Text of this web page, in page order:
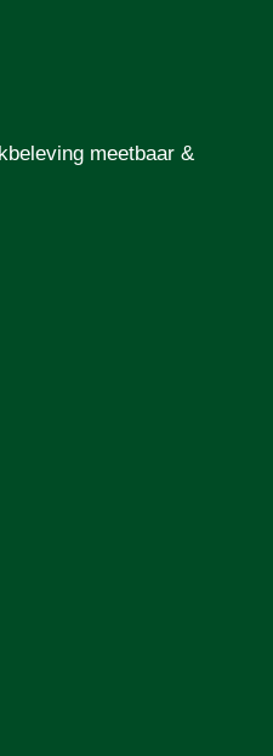
meetbaar &